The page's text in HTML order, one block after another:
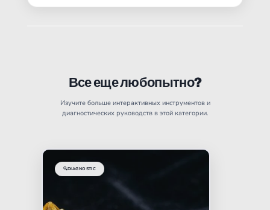
Все еще любопытно?
Изучите больше интерактивных инструментов и
диагностических руководств в этой категории.
🔍DIAGNOSTIC